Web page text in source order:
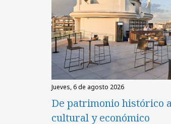
jueves, 6 de agosto 2026
De patrimonio histórico
cultural y económico